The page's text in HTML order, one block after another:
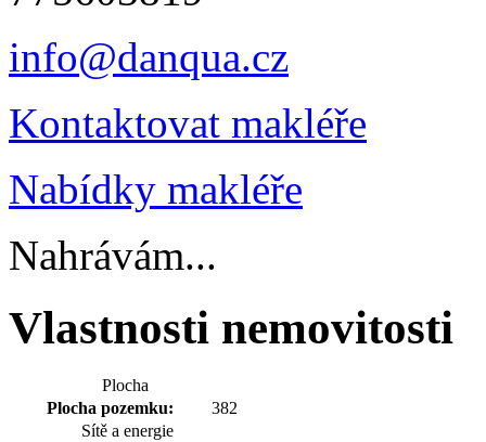
info@danqua.cz
Kontaktovat makléře
Nabídky makléře
Nahrávám...
Vlastnosti nemovitosti
Plocha
Plocha pozemku:
382
Sítě a energie